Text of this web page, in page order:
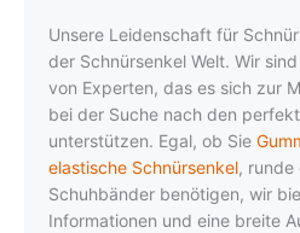
Unsere Leidenschaft für
der Schnürsenkel Welt. Wir
von Experten, das es sich zur
bei der Suche nach den
unterstützen. Egal, ob Sie
elastische Schnürsenkel, runde
Schuhbänder benötigen, wir
Informationen und eine breite